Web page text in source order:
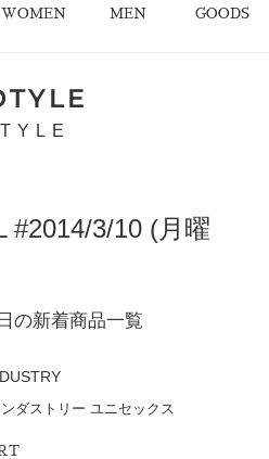
WOMEN MEN GOODS
#2014/3/10 (月曜
の新着商品一覧
ダストリー ユニセックス